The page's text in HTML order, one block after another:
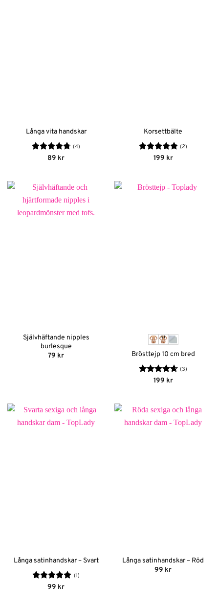
Långa vita handskar
Betygsatt
(4)
89 kr
Korsettbälte
Betygsatt5
(2)
199 kr
Självhäftande nipples
burlesque
79 kr Brösttejp 10 cm bred
Betygsatt
(3)
199 kr
Långa satinhandskar – Svart
Betygsatt
(1)
99 kr
Långa satinhandskar – Röd
99 kr